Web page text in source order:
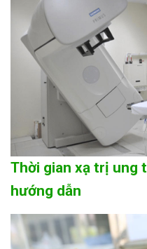
Thời gian xạ trị ung
hướng dẫn